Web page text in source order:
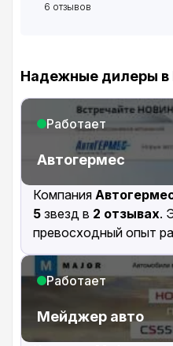
6 отзывов
Надежные дилеры в
Работает
Автогермес
Компания
5 звезд в 2 отзывах.
превосходный опыт
Работает
Мейджер авто